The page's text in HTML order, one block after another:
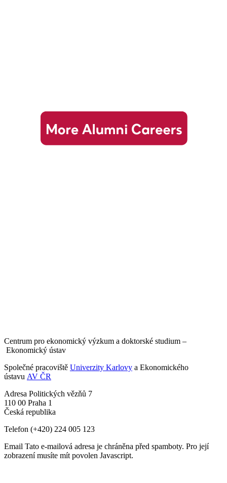
Centrum pro ekonomický výzkum a doktorské studium –
Ekonomický ústav
Společné pracoviště Univerzity Karlovy a Ekonomického
ústavu AV ČR
Adresa Politických vězňů 7
110 00 Praha 1
Česká republika
Telefon (+420) 224 005 123
Email Tato e-mailová adresa je chráněna před spamboty. Pro její
zobrazení musíte mít povolen Javascript.